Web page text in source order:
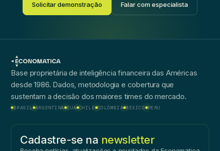
Solicitar demonstração Falar com especialista
Base proprietária de inteligência financeira das Américas
desde 1986. Dados, metodologia e cobertura que
sustentam a decisão dos maiores times do mercado.
BRASIL ARGENTINA EUA CHILE COLÔMBIA MÉXICO PERU
Cadastre-se na newsletter